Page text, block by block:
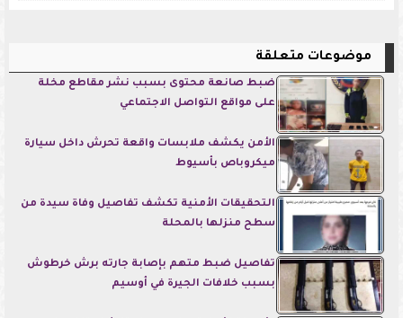
موضوعات متعلقة
ضبط صانعة محتوى بسبب نشر مقاطع مخلة
على مواقع التواصل الاجتماعي
الأمن يكشف ملابسات واقعة تحرش داخل سيارة
ميكروباص بأسيوط
التحقيقات الأمنية تكشف تفاصيل وفاة سيدة من
سطح منزلها بالمحلة
تفاصيل ضبط متهم بإصابة جارته برش خرطوش
بسبب خلافات الجيرة في أوسيم